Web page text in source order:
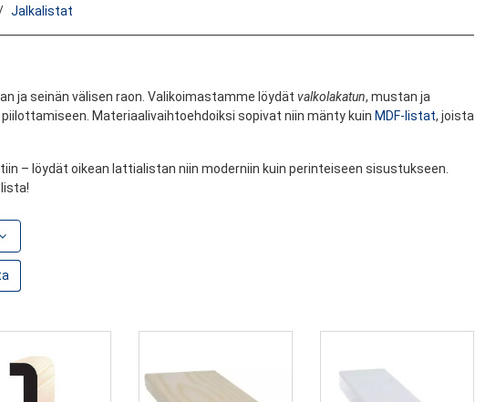
Jalkalistat
ja seinän välisen raon. Valikoimastamme löydät valkolakatun, mustan ja
Materiaalivaihtoehdoiksi sopivat niin mänty kuin MDF-listat, joista
– löydät oikean lattialistan niin moderniin kuin perinteiseen sisustukseen.